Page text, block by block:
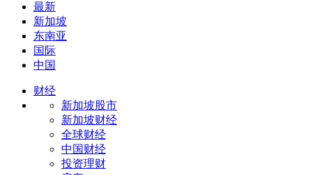
最新
新加坡
东南亚
国际
中国
财经
新加坡股市
新加坡财经
全球财经
中国财经
投资理财